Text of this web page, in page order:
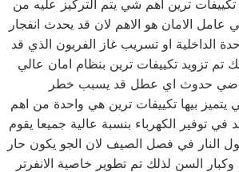
ترين اهم شي يتم التركيز عليه من
عامل الامان هو الاهم لان قد يحدث انفجار
الداخلية او تسريب غاز الفريون الذي قد
تم تزويد تكييفات ترين بنظام امان عالي
حدوث اي عطل قد يسبب خطر
يتميز بيها تكييفات ترين هي واحدة من اهم
في توفير الكهرباء بنسبة عالية جميعا يقوم
النار في فصل الصيف لان الجو يكون حار
السن لذلك تم تطوير خاصية الانفرتر